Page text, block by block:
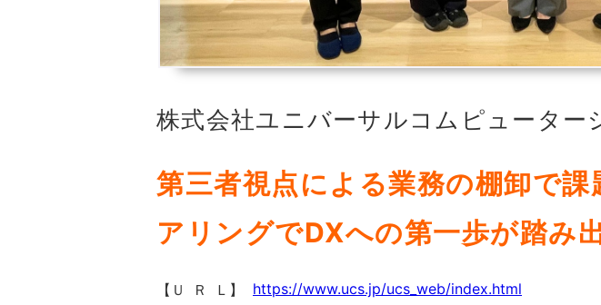
株式会社ユニバーサルコムピューター
第三者視点による業務の棚卸で
アリングでDXへの第一歩が踏み
【Ｕ Ｒ Ｌ】
https://www.ucs.jp/ucs_web/index.html